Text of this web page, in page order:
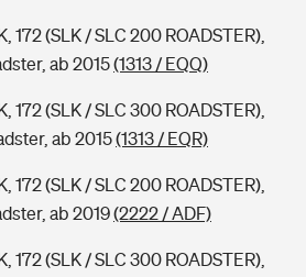
172 (SLK / SLC 200 ROADSTER),
ab 2015(1313 / EQQ)
172 (SLK / SLC 300 ROADSTER),
ab 2015(1313 / EQR)
172 (SLK / SLC 200 ROADSTER),
ab 2019(2222 / ADF)
172 (SLK / SLC 300 ROADSTER),